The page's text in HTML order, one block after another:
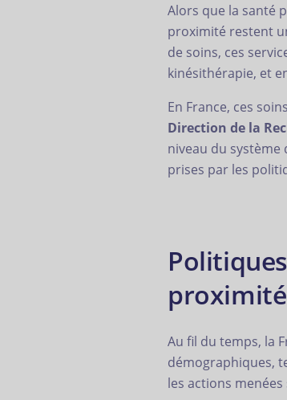
Alors que la santé
proximité restent
de soins, ces
kinésithérapie, et
En France, ces
Direction de la
niveau du
prises par les
proximité
Au fil du temps, la
démographiques,
les actions